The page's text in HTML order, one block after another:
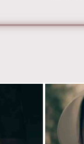
Самира
сайте